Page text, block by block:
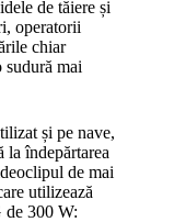
de tăiere și
operatorii
chiar
sudură mai
și pe nave,
îndepărtarea
de mai
utilizează
de 300 W: